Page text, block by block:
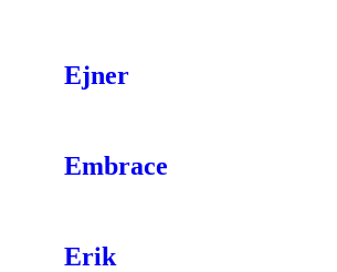
Ejner
Embrace
Erik